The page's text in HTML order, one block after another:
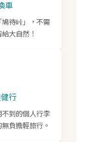
車
待峠」，不需
大自然！
行
到的個人行李
負擔輕旅行。